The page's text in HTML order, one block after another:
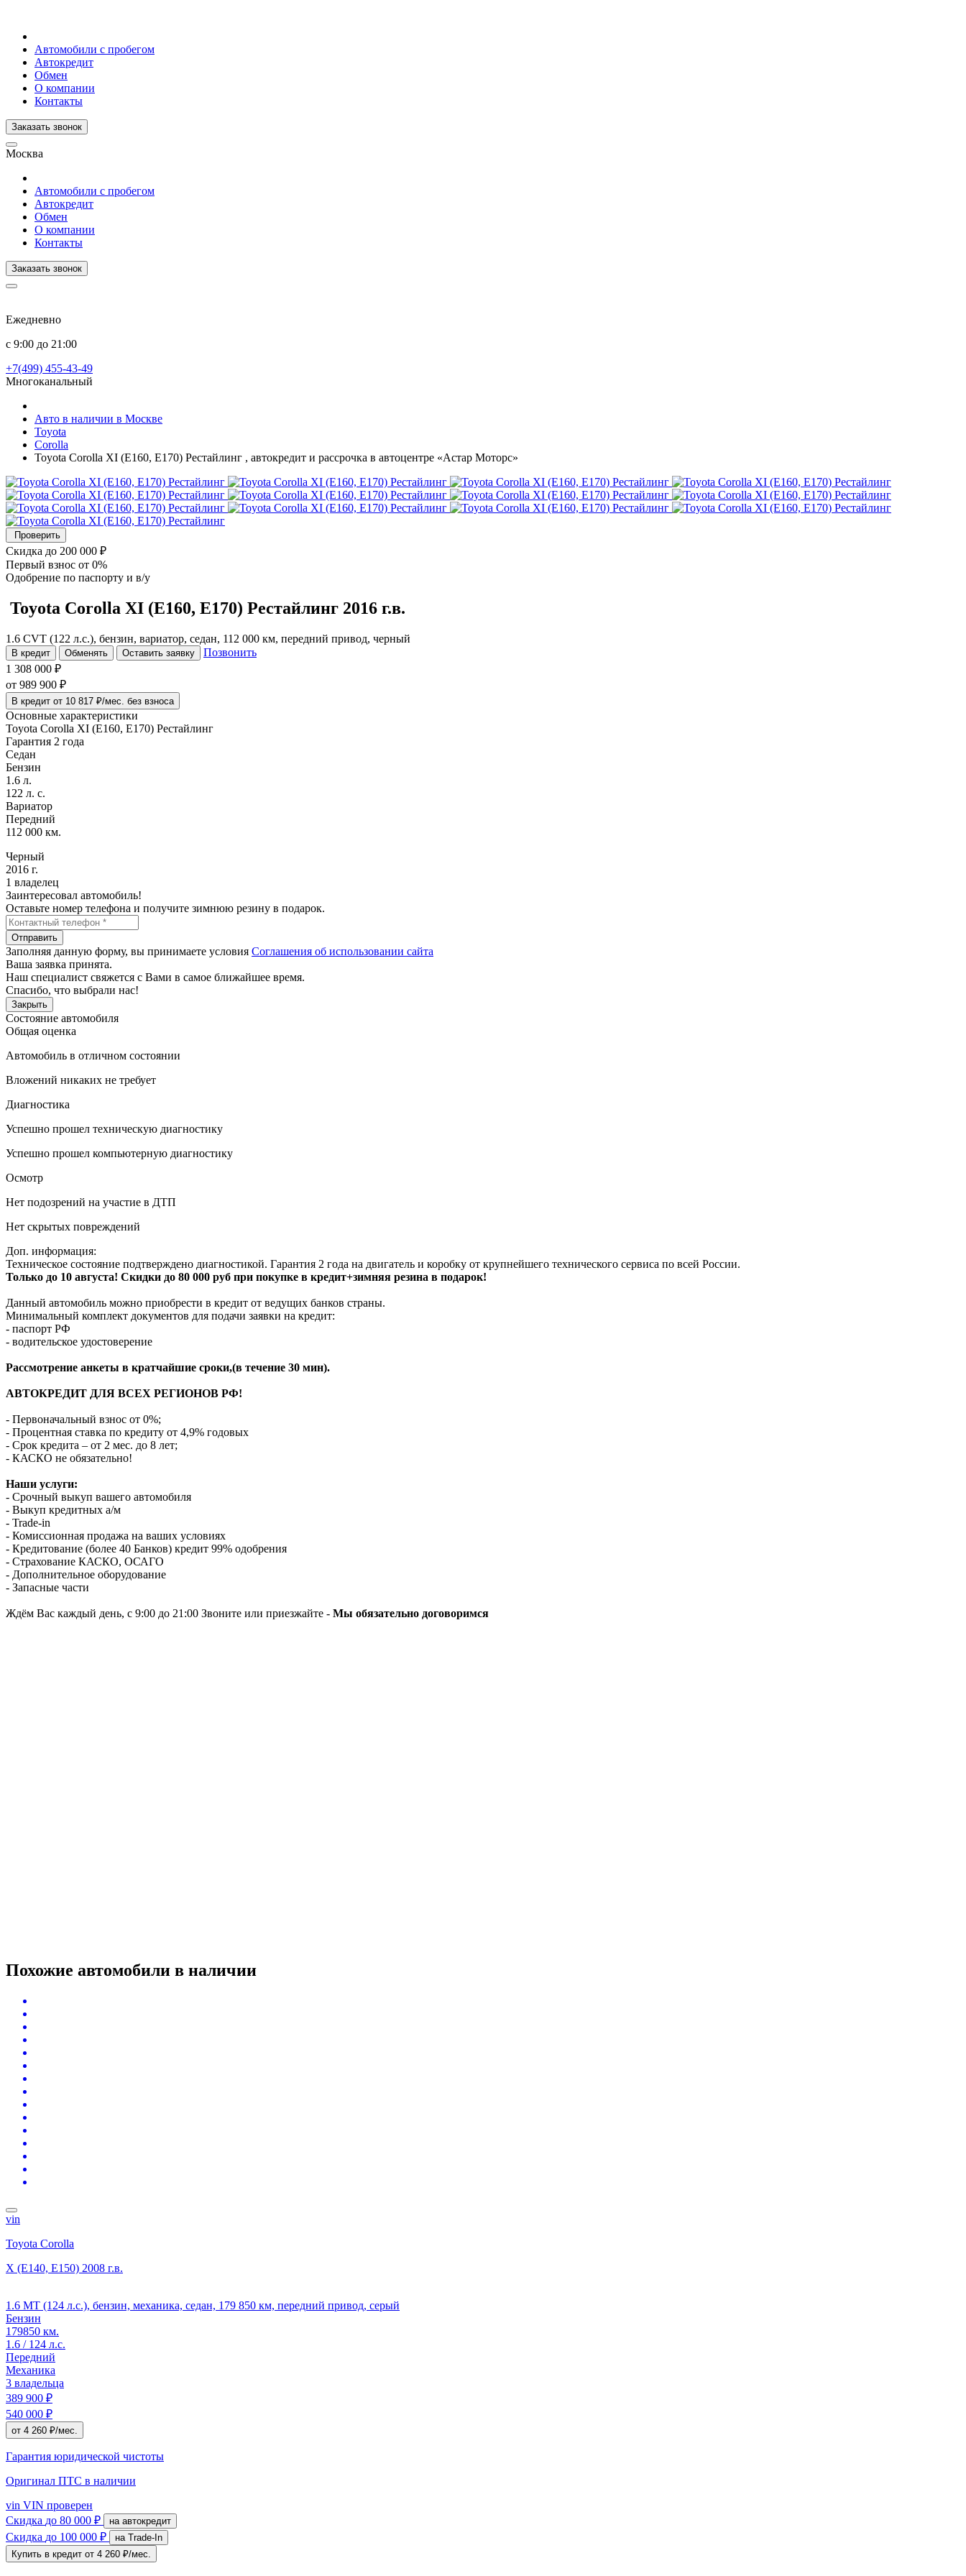
Автомобили с пробегом
Автокредит
Обмен
О компании
Контакты
Заказать звонок
Москва
Автомобили с пробегом
Автокредит
Обмен
О компании
Контакты
Заказать звонок
Ежедневно
с 9:00 до 21:00
+7(499) 455-43-49
Многоканальный
Авто в наличии в Москве
Toyota
Corolla
Toyota Corolla XI (E160, E170) Рестайлинг , автокредит и рассрочка в автоцентре «Астар Моторс»
Проверить
Скидка до 200 000 ₽
Первый взнос от 0%
Одобрение по паспорту и в/у
Toyota Corolla XI (E160, E170) Рестайлинг 2016 г.в.
1.6 CVT (122 л.с.), бензин, вариатор, седан, 112 000 км, передний привод, черный
В кредит Обменять Оставить заявку
Позвонить
1 308 000 ₽
от 989 900 ₽
В кредит от 10 817 ₽/мес. без взноса
Основные характеристики
Toyota Corolla XI (E160, E170) Рестайлинг
Гарантия 2 года
Седан
Бензин
1.6 л.
122 л. с.
Вариатор
Передний
112 000 км.
Черный
2016 г.
1 владелец
Заинтересовал автомобиль!
Оставьте номер телефона и получите зимнюю резину в подарок.
Отправить
Заполняя данную форму, вы принимаете условия Соглашения об использовании сайта
Ваша заявка принята.
Наш специалист свяжется с Вами в самое ближайшее время.
Спасибо, что выбрали нас!
Закрыть
Состояние автомобиля
Общая оценка
Автомобиль в отличном состоянии
Вложений никаких не требует
Диагностика
Успешно прошел техническую диагностику
Успешно прошел компьютерную диагностику
Осмотр
Нет подозрений на участие в ДТП
Нет скрытых повреждений
Доп. информация:
Техническое состояние подтверждено диагностикой. Гарантия 2 года на двигатель и коробку от крупнейшего технического сервиса по всей России.
Только до 10 августа! Скидки до 80 000 руб при покупке в кредит+зимняя резина в подарок!
Данный автомобиль можно приобрести в кредит от ведущих банков страны.
Минимальный комплект документов для подачи заявки на кредит:
- паспорт РФ
- водительское удостоверение
Рассмотрение анкеты в кратчайшие сроки,(в течение 30 мин).
АВТОКРЕДИТ ДЛЯ ВСЕХ РЕГИОНОВ РФ!
- Первоначальный взнос от 0%;
- Процентная ставка по кредиту от 4,9% годовых
- Срок кредита – от 2 мес. до 8 лет;
- КАСКО не обязательно!
Наши услуги:
- Срочный выкуп вашего автомобиля
- Выкуп кредитных а/м
- Trade-in
- Комиссионная продажа на ваших условиях
- Кредитование (более 40 Банков) кредит 99% одобрения
- Страхование КАСКО, ОСАГО
- Дополнительное оборудование
- Запасные части
Ждём Вас каждый день, с 9:00 до 21:00 Звоните или приезжайте - Мы обязательно договоримся
Похожие автомобили в наличии
vin
Toyota Corolla
X (E140, E150) 2008 г.в.
1.6 MT (124 л.с.), бензин, механика, седан, 179 850 км, передний привод, серый
Бензин
179850 км.
1.6 / 124 л.с.
Передний
Механика
3 владельца
389 900 ₽
540 000 ₽
от 4 260 ₽/мес.
Гарантия юридической чистоты
Оригинал ПТС в наличии
vin VIN проверен
Скидка до 80 000 ₽ на автокредит
Скидка до 100 000 ₽
на Trade-In
Купить в кредит от 4 260 ₽/мес.